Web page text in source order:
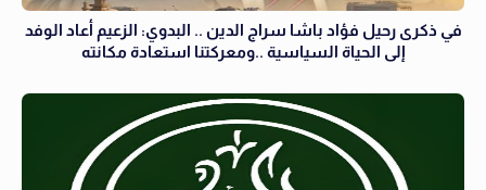
في ذكرى رحيل فؤاد باشا سراج الدين .. البدوي: الزعيم أعاد الوفد
إلى الحياة السياسية ..ومعركتنا استعادة مكانته